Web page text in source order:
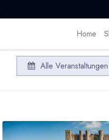
Home
Alle Veranstaltungen